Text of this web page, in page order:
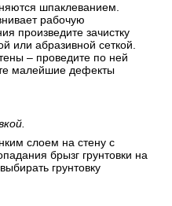
шпаклеванием.
рабочую
произведите зачистку
или абразивной сеткой.
– проведите по ней
малейшие дефекты
слоем на стену с
брызг грунтовки на
грунтовку